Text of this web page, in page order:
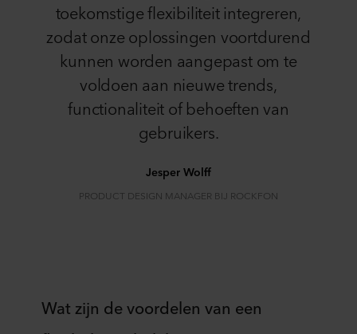
toekomstige flexibiliteit integreren,
zodat onze oplossingen voortdurend
kunnen worden aangepast om te
voldoen aan nieuwe trends,
functionaliteit of behoeften van
gebruikers.
Jesper Wolff
PRODUCT DESIGN MANAGER BIJ ROCKFON
Wat zijn de voordelen van een